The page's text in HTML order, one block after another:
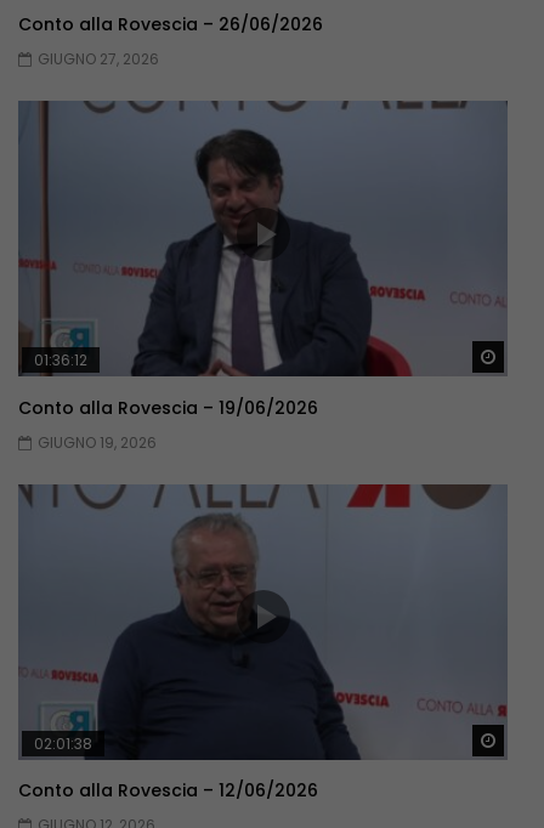
Conto alla Rovescia – 26/06/2026
GIUGNO 27, 2026
01:36:12
Conto alla Rovescia – 19/06/2026
GIUGNO 19, 2026
02:01:38
Conto alla Rovescia – 12/06/2026